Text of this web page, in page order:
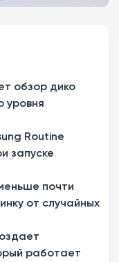
обзор дико
уровня
Routine
запуске
почти
от случайных
работает